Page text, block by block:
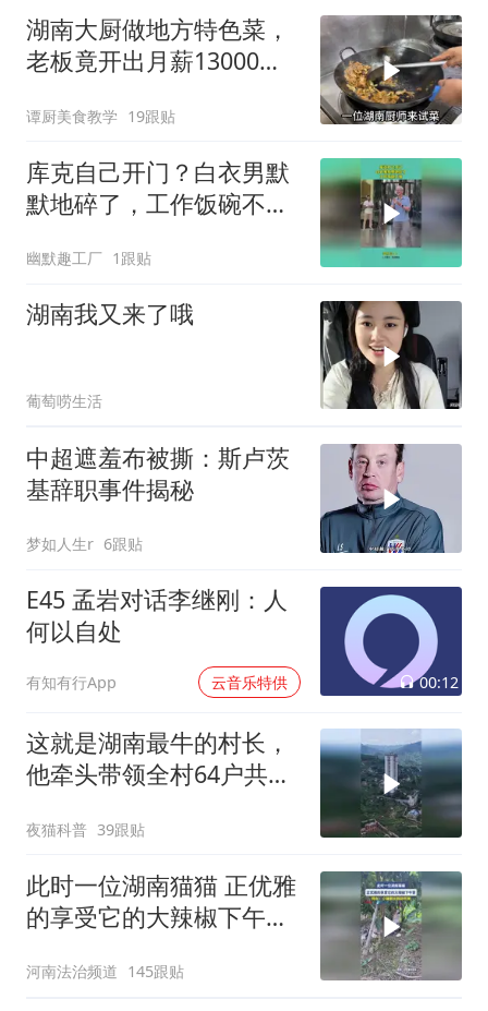
湖南大厨做地方特色菜，
老板竟开出月薪13000块
谭厨美食教学 19跟贴
库克自己开门？白衣男默
默地碎了，工作饭碗不
幽默趣工厂 1跟贴
湖南我又来了哦
葡萄唠生活
中超遮羞布被撕：斯卢茨
基辞职事件揭秘
梦如人生r 6跟贴
E45 孟岩对话李继刚：人
何以自处
有知有行App 云音乐特供 00:12
这就是湖南最牛的村长，
他牵头带领全村64户共同
夜猫科普 39跟贴
此时一位湖南猫猫 正优雅
的享受它的大辣椒下午
吃辣
河南法治频道 145跟贴